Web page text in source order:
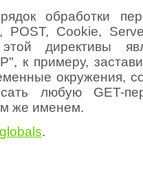
обработки
POST, Cookie,
директивы
к примеру,
окружения,
любую GET-
же именем.
.